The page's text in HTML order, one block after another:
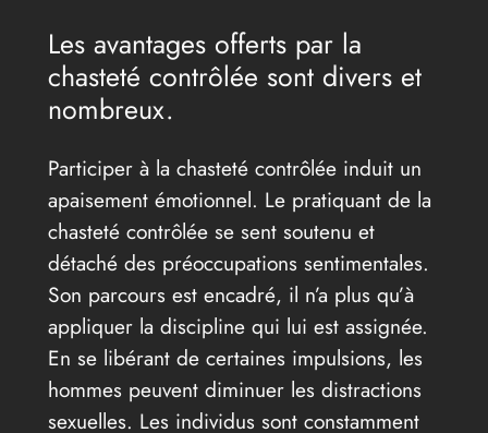
Les avantages offerts par la
chasteté contrôlée sont divers et
nombreux.
Participer à la chasteté contrôlée induit un
apaisement émotionnel. Le pratiquant de la
chasteté contrôlée se sent soutenu et
détaché des préoccupations sentimentales.
Son parcours est encadré, il n’a plus qu’à
appliquer la discipline qui lui est assignée.
En se libérant de certaines impulsions, les
hommes peuvent diminuer les distractions
sexuelles. Les individus sont constamment